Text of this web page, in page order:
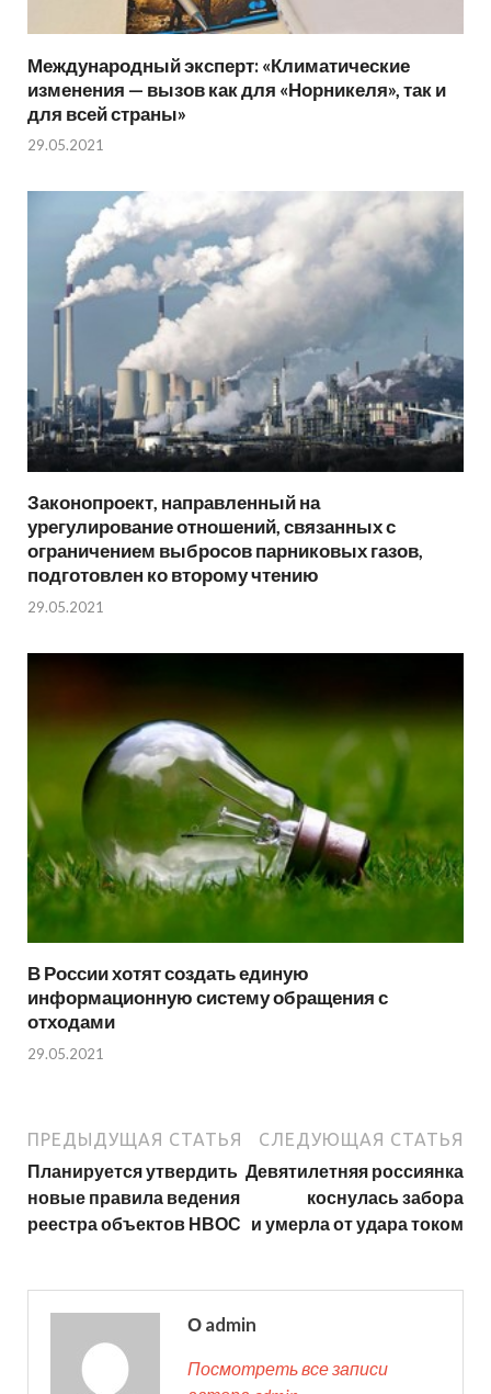
Международный эксперт: «Климатические
изменения — вызов как для «Норникеля», так и
для всей страны»
29.05.2021
Законопроект, направленный на
урегулирование отношений, связанных с
ограничением выбросов парниковых газов,
подготовлен ко второму чтению
29.05.2021
В России хотят создать единую
информационную систему обращения с
отходами
29.05.2021
ПРЕДЫДУЩАЯ СТАТЬЯ
Планируется утвердить
новые правила ведения
реестра объектов НВОС
СЛЕДУЮЩАЯ СТАТЬЯ
Девятилетняя россиянка
коснулась забора
и умерла от удара током
О admin
Посмотреть все записи